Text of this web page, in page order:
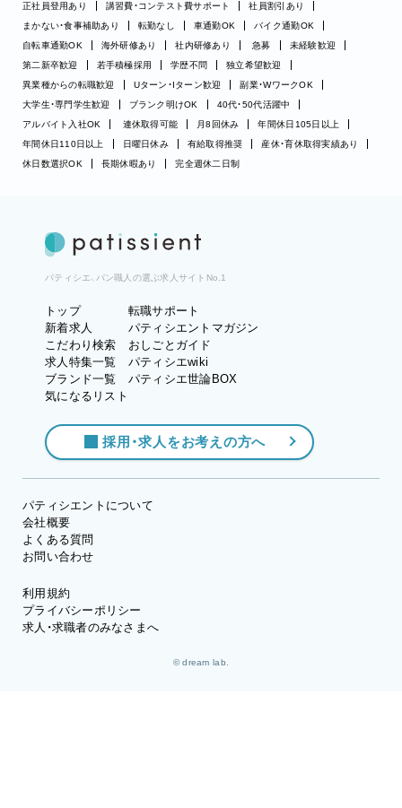
正社員登用あり
講習費・コンテスト費サポート
社員割引あり
まかない・食事補助あり
転勤なし 車通勤OK
バイク通勤OK
自転車通勤OK
海外研修あり 社内研修あり 急募
未経験歓迎
第二新卒歓迎
若手積極採用 学歴不問
独立希望歓迎
異業種からの転職歓迎
Uターン・Iターン歓迎
副業・WワークOK
大学生・専門学生歓迎
ブランク明けOK
40代・50代活躍中
アルバイト入社OK
連休取得可能 月8回休み
年間休日105日以上
年間休日110日以上
日曜日休み 有給取得推奨
産休・育休取得実績あり
休日数選択OK
長期休暇あり 完全週休二日制
パティシエ、パン職人の選ぶ求人サイトNo.1
トップ
新着求人
こだわり検索
求人特集一覧
ブランド一覧
気になるリスト
転職サポート
パティシエントマガジン
おしごとガイド
パティシエwiki
パティシエ世論BOX
採用・求人をお考えの方へ
パティシエントについて
会社概要
よくある質問
お問い合わせ
利用規約
プライバシーポリシー
求人・求職者のみなさまへ
© dream lab.